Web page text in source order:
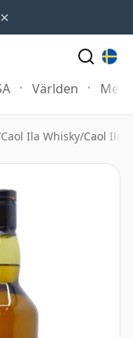
×
Världen Mer
Caol Ila Whisky/Caol Ila